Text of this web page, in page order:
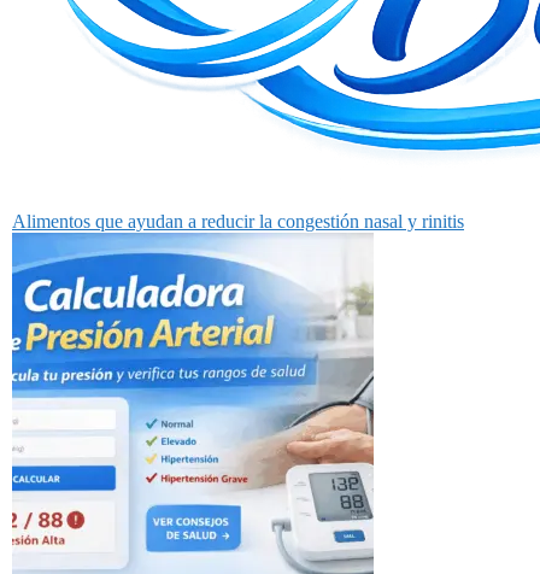
Alimentos que ayudan a reducir la congestión nasal y rinitis